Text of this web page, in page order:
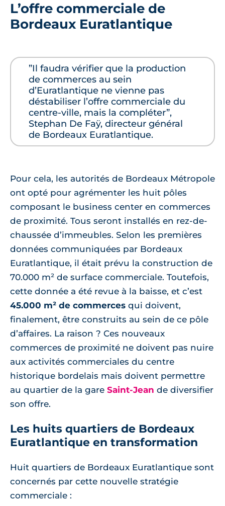
L’offre commerciale de
Bordeaux Euratlantique
”Il faudra vérifier que la production
de commerces au sein
d’Euratlantique ne vienne pas
déstabiliser l’offre commerciale du
centre-ville, mais la compléter”,
Stephan De Faÿ, directeur général
de Bordeaux Euratlantique.
Pour cela, les autorités de Bordeaux Métropole
ont opté pour agrémenter les huit pôles
composant le business center en commerces
de proximité. Tous seront installés en rez-de-
chaussée d’immeubles. Selon les premières
données communiquées par Bordeaux
Euratlantique, il était prévu la construction de
70.000 m² de surface commerciale. Toutefois,
cette donnée a été revue à la baisse, et c’est
45.000 m² de commerces qui doivent,
finalement, être construits au sein de ce pôle
d’affaires. La raison ? Ces nouveaux
commerces de proximité ne doivent pas nuire
aux activités commerciales du centre
historique bordelais mais doivent permettre
au quartier de la gare Saint-Jean de diversifier
son offre.
Les huits quartiers de Bordeaux
Euratlantique en transformation
Huit quartiers de Bordeaux Euratlantique sont
concernés par cette nouvelle stratégie
commerciale :